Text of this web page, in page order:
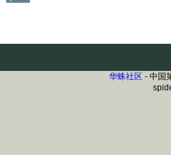
华蛛社区 - 中国